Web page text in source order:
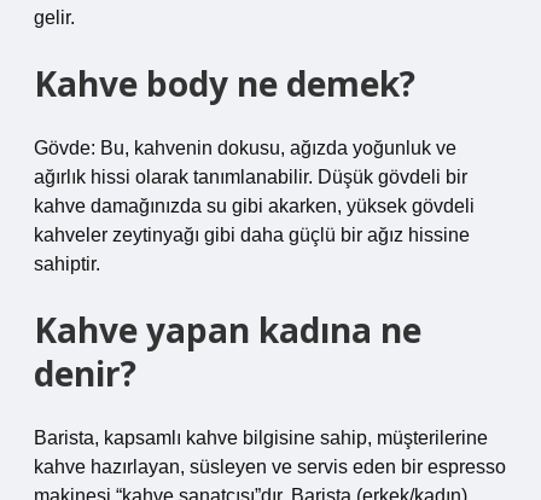
gelir.
Kahve body ne demek?
Gövde: Bu, kahvenin dokusu, ağızda yoğunluk ve
ağırlık hissi olarak tanımlanabilir. Düşük gövdeli bir
kahve damağınızda su gibi akarken, yüksek gövdeli
kahveler zeytinyağı gibi daha güçlü bir ağız hissine
sahiptir.
Kahve yapan kadına ne
denir?
Barista, kapsamlı kahve bilgisine sahip, müşterilerine
kahve hazırlayan, süsleyen ve servis eden bir espresso
makinesi “kahve sanatçısı”dır. Barista (erkek/kadın),